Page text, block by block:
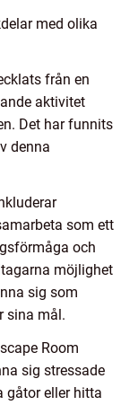
med olika
från en
aktivitet
Det har funnits
denna
som ett
och
möjlighet
sig som
sina mål.
Room
sig stressade
gåtor eller hitta